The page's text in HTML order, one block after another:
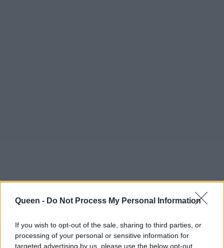
Queen - Do Not Process My Personal Information
If you wish to opt-out of the sale, sharing to third parties, or
processing of your personal or sensitive information for
targeted advertising by us, please use the below opt-out